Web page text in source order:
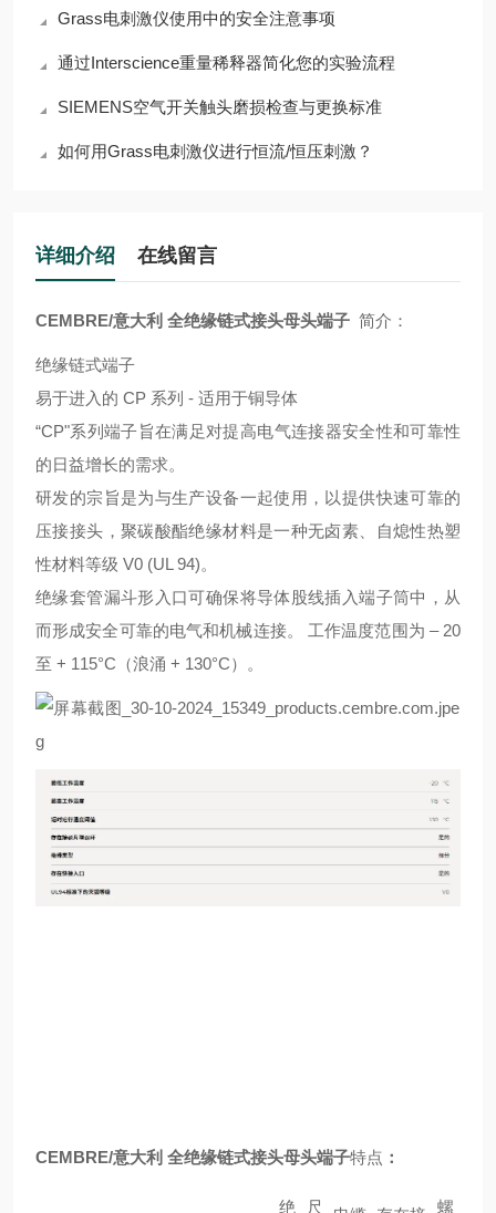
Grass电刺激仪使用中的安全注意事项
通过Interscience重量稀释器简化您的实验流程
SIEMENS空气开关触头磨损检查与更换标准
如何用Grass电刺激仪进行恒流/恒压刺激？
详细介绍 在线留言
CEMBRE/意大利 全绝缘链式接头母头端子 简介：
绝缘链式端子
易于进入的 CP 系列 - 适用于铜导体
“CP"系列端子旨在满足对提高电气连接器安全性和可靠性
的日益增长的需求。
研发的宗旨是为与生产设备一起使用，以提供快速可靠的
压接接头，聚碳酸酯绝缘材料是一种无卤素、自熄性热塑
性材料等级 V0 (UL 94)。
绝缘套管漏斗形入口可确保将导体股线插入端子筒中，从
而形成安全可靠的电气和机械连接。 工作温度范围为 – 20
至 + 115°C（浪涌 + 130°C）。
CEMBRE/意大利 全绝缘链式接头母头端子特点 ：
绝
尺
螺